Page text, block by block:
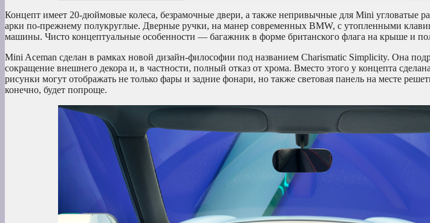
Концепт имеет 20-дюймовые колеса, безрамочные двери, а также непривычные для Mini угловатые
арки по-прежнему полукруглые. Дверные ручки, на манер современных BMW, с утопленными
машины. Чисто концептуальные особенности — багажник в форме британского флага на крыше и
Mini Aceman сделан в рамках новой дизайн-философии под названием Charismatic Simplicity. Она
сокращение внешнего декора и, в частности, полный отказ от хрома. Вместо этого у концепта
рисунки могут отображать не только фары и задние фонари, но также световая панель на месте
конечно, будет попроще.